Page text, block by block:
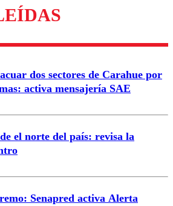
Enviar comentario
dos sectores de Carahue por
activa mensajería SAE
el norte del país: revisa la
Senapred activa Alerta